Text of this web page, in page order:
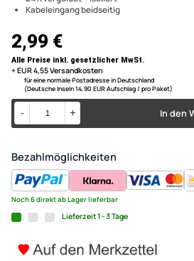
10x
10 Stk. Kabelquetschverbinder
Für Kabel von 4 - 6 mm²
24 K vergoldet + isoliert
Kabeleingang beidseitig
|
Produkt bewerten
2,99 €
Alle Preise inkl. gesetzlicher MwSt.
+ EUR 4,55 Versandkosten